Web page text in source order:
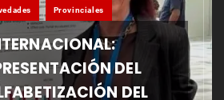
Provinciales
DEL
DEL